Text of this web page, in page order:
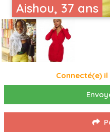
Aishou, 37 ans
Connecté(e) il